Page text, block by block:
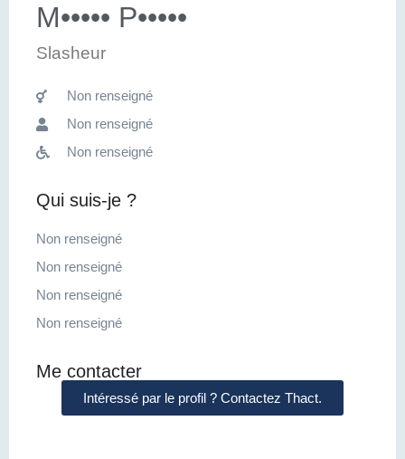
M••••• P•••••
Slasheur
Non renseigné
Non renseigné
Non renseigné
Qui suis-je ?
Non renseigné
Non renseigné
Non renseigné
Non renseigné
Me contacter
Intéressé par le profil ? Contactez Thact.